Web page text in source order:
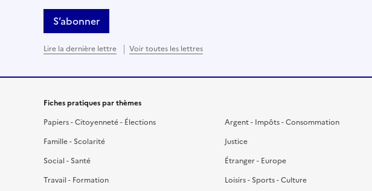
S’abonner
Lire la dernière lettre Voir toutes les lettres
Fiches pratiques par thèmes
Papiers - Citoyenneté - Élections
Famille - Scolarité
Social - Santé
Travail - Formation
Argent - Impôts - Consommation
Justice
Étranger - Europe
Loisirs - Sports - Culture